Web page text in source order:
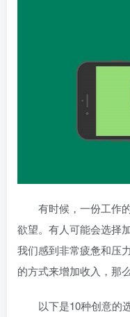
有时候，一份工作
欲望。有人可能会选择
我们感到非常疲惫和压
的方式来增加收入，那
以下是10种创意的